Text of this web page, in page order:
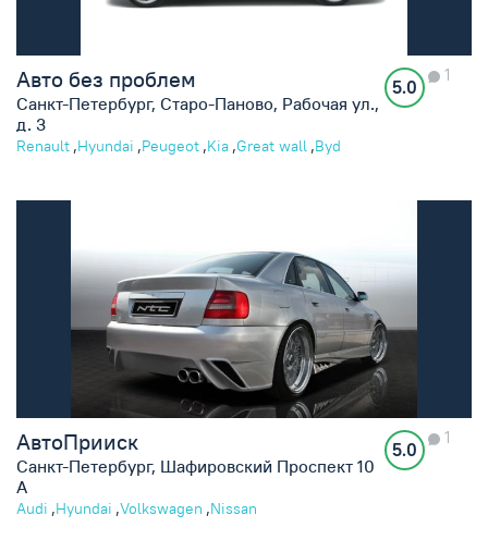
Авто без проблем
Санкт-Петербург, Старо-Паново, Рабочая ул.,
д. 3
5.0
1
Renault ,Hyundai ,Peugeot ,Kia ,Great wall ,Byd
АвтоПрииск
Санкт-Петербург, Шафировский Проспект 10
А
5.0
1
Audi ,Hyundai ,Volkswagen ,Nissan